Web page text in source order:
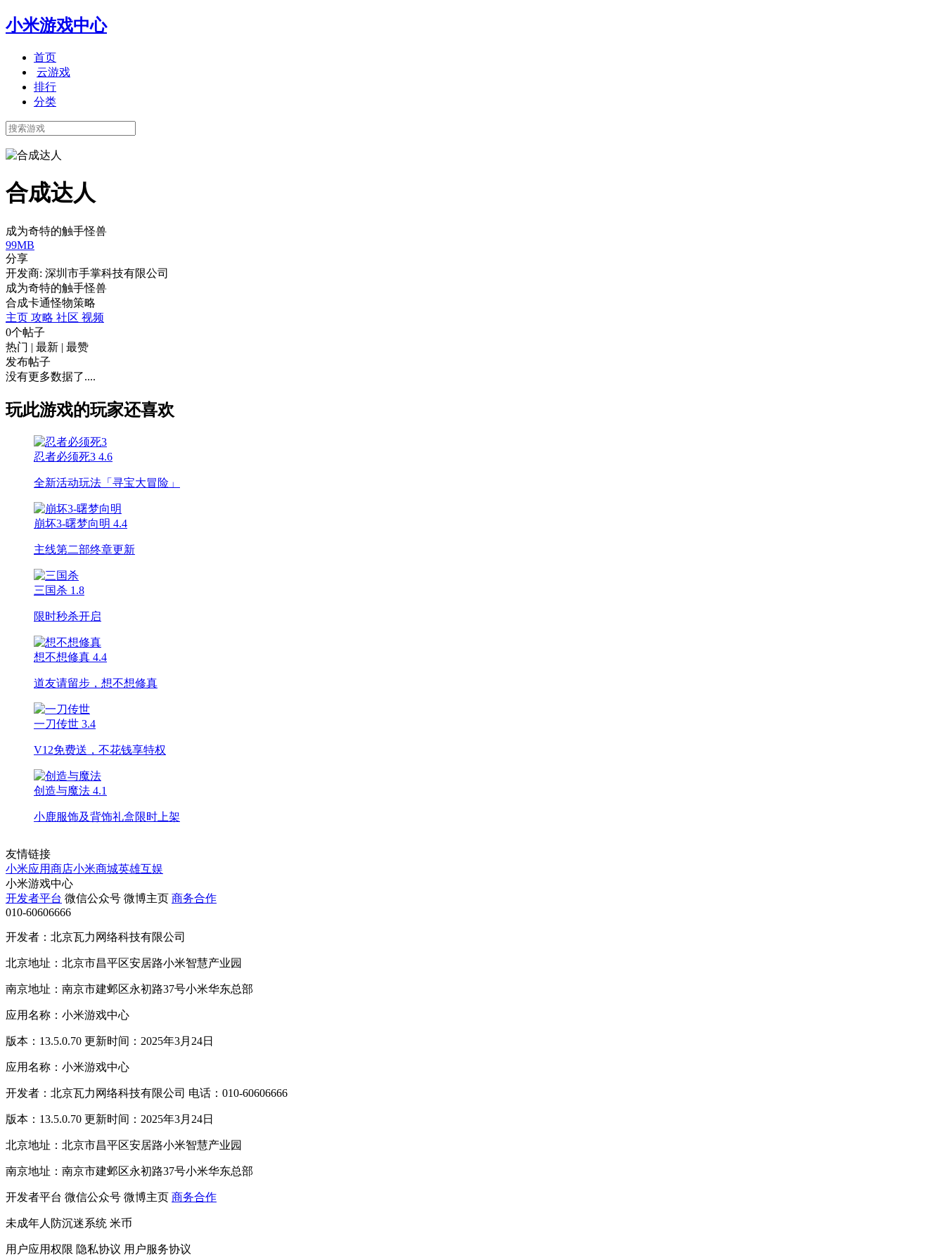
小米游戏中心
首页
云游戏
排行
分类
合成达人
成为奇特的触手怪兽
99MB
分享
开发商: 深圳市手掌科技有限公司
成为奇特的触手怪兽
合成卡通怪物策略
主页 攻略 社区 视频
0个帖子
热门 | 最新 | 最赞
发布帖子
没有更多数据了....
玩此游戏的玩家还喜欢
忍者必须死3 4.6
全新活动玩法「寻宝大冒险」
崩坏3-曙梦向明 4.4
主线第二部终章更新
三国杀 1.8
限时秒杀开启
想不想修真 4.4
道友请留步，想不想修真
一刀传世 3.4
V12免费送，不花钱享特权
创造与魔法 4.1
小鹿服饰及背饰礼盒限时上架
友情链接
小米应用商店小米商城英雄互娱
小米游戏中心
开发者平台 微信公众号 微博主页 商务合作
010-60606666
开发者：北京瓦力网络科技有限公司
北京地址：北京市昌平区安居路小米智慧产业园
南京地址：南京市建邺区永初路37号小米华东总部
应用名称：小米游戏中心
版本：13.5.0.70 更新时间：2025年3月24日
应用名称：小米游戏中心
开发者：北京瓦力网络科技有限公司 电话：010-60606666
版本：13.5.0.70 更新时间：2025年3月24日
北京地址：北京市昌平区安居路小米智慧产业园
南京地址：南京市建邺区永初路37号小米华东总部
开发者平台 微信公众号 微博主页 商务合作
未成年人防沉迷系统 米币
用户应用权限 隐私协议 用户服务协议